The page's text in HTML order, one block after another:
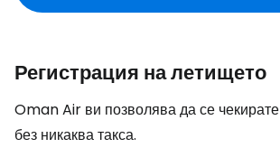
Регистрация на летището
Oman Air ви позволява да се
без никаква такса.